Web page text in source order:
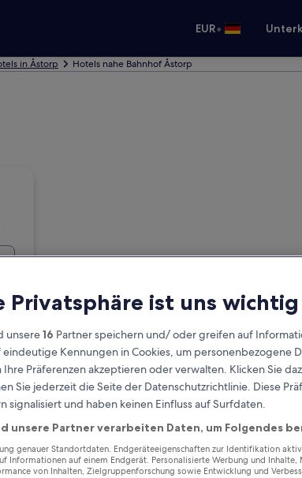
EUR•
in Åstorp Hotels nahe Bahnhof Åstorp
Privatsphäre ist uns wichtig
unsere16 Partner speichern und/ oder greifen auf
eindeutige Kennungen in Cookies, um personenbezogene
Ihre Präferenzen akzeptieren oder verwalten. Klicken Sie
Sie jederzeit die Seite der Datenschutzrichtlinie. Diese
signalisiert und haben keinen Einfluss auf Surfdaten.
unsere Partner verarbeiten Daten, um Folgendes
genauer Standortdaten. Endgeräteeigenschaften zur Identifikation
Informationen auf einem Endgerät. Personalisierte Werbung und Inhalte,
von Inhalten, Zielgruppenforschung sowie Entwicklung und